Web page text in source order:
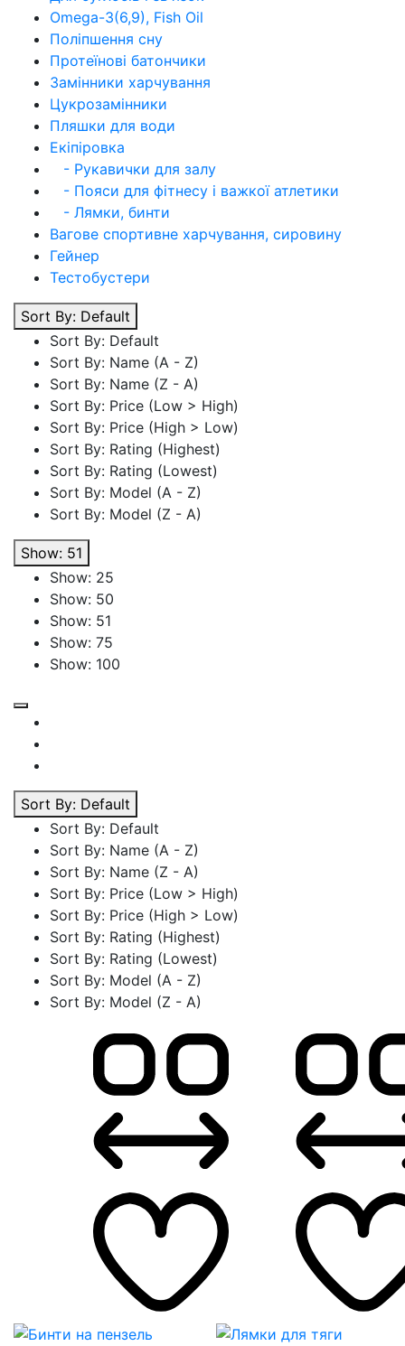
Omega-3(6,9), Fish Oil
Поліпшення сну
Протеїнові батончики
Замінники харчування
Цукрозамінники
Пляшки для води
Екіпіровка
- Рукавички для залу
- Пояси для фітнесу і важкої атлетики
- Лямки, бинти
Вагове спортивне харчування, сировину
Гейнер
Тестобустери
Sort By: Default
Sort By: Default
Sort By: Name (A - Z)
Sort By: Name (Z - A)
Sort By: Price (Low > High)
Sort By: Price (High > Low)
Sort By: Rating (Highest)
Sort By: Rating (Lowest)
Sort By: Model (A - Z)
Sort By: Model (Z - A)
Show: 51
Show: 25
Show: 50
Show: 51
Show: 75
Show: 100
Sort By: Default
Sort By: Default
Sort By: Name (A - Z)
Sort By: Name (Z - A)
Sort By: Price (Low > High)
Sort By: Price (High > Low)
Sort By: Rating (Highest)
Sort By: Rating (Lowest)
Sort By: Model (A - Z)
Sort By: Model (Z - A)